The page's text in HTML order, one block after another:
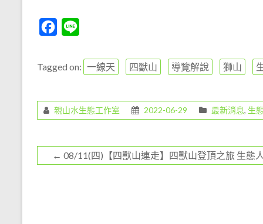
o
k
n
Tagged on: 一線天 四獸山 導覽解說 獅山
親山水生態工作室 2022-06-29 最新消息, 生
← 08/11(四)【四獸山連走】四獸山登頂之旅 生態